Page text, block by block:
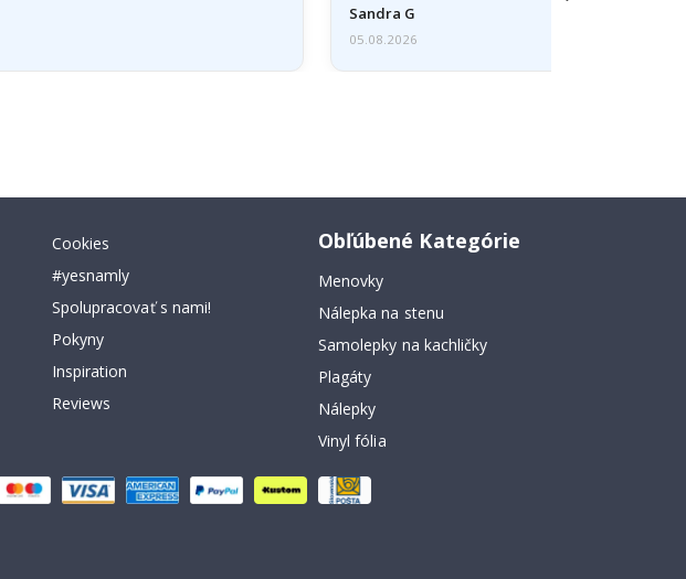
Sandra G
05.08.2026
Cookies
#yesnamly
Spolupracovať s nami!
Pokyny
Inspiration
Reviews
Obľúbené Kategórie
Menovky
Nálepka na stenu
Samolepky na kachličky
Plagáty
Nálepky
Vinyl fólia